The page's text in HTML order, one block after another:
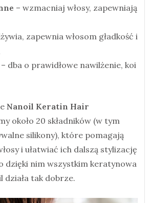
– wzmacniaj włosy, zapewniają
zapewnia włosom gładkość i
– dba o prawidłowe nawilżenie, koi
Nanoil Keratin Hair
około 20 składników (w tym
silikony), które pomagają
i ułatwiać ich dalszą stylizację
dzięki nim wszystkim keratynowa
działa tak dobrze.